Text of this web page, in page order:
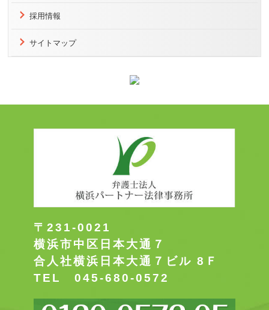
採用情報
サイトマップ
〒231-0021
横浜市中区日本大通７
合人社横浜日本大通７ビル 8Ｆ
TEL 045-680-0572